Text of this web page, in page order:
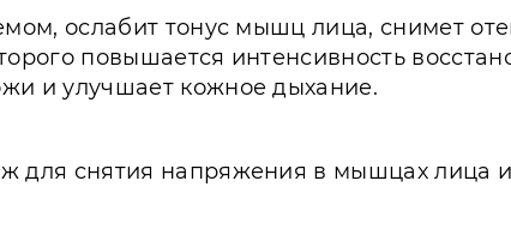
ослабит тонус мышц лица, снимет
повышается интенсивность
и улучшает кожное дыхание.
для снятия напряжения в мышцах лица